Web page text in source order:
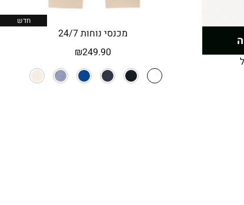
חדש
מכנסי נוחות 24/7
₪249.90